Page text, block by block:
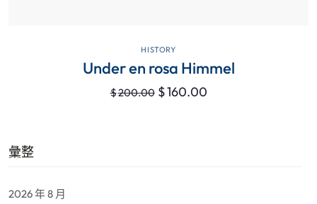
彙整
2026 年 8 月
VIEW DETAILS
HISTORY
Under en rosa Himmel
$200.00 $160.00